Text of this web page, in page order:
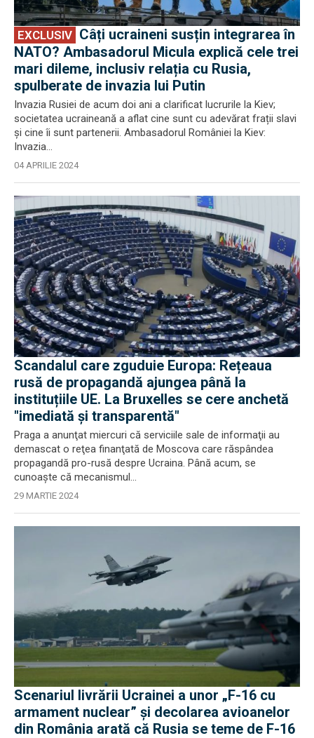
EXCLUSIV
NATO? Ambasadorul Micula explică cele trei
mari dileme, inclusiv relația cu Rusia,
spulberate de invazia lui Putin
Invazia Rusiei de acum doi ani a clarificat lucrurile la Kiev;
societatea ucraineană a aflat cine sunt cu adevărat frații slavi
și cine îi sunt partenerii. Ambasadorul României la Kiev:
Invazia...
04 APRILIE 2024
Scandalul care zguduie Europa: Rețeaua
rusă de propagandă ajungea până la
instituțiile UE. La Bruxelles se cere anchetă
"imediată şi transparentă"
Praga a anunţat miercuri că serviciile sale de informaţii au
demascat o reţea finanţată de Moscova care răspândea
propagandă pro-rusă despre Ucraina. Până acum, se
cunoaște că mecanismul...
29 MARTIE 2024
Scenariul livrării Ucrainei a unor „F-16 cu
armament nuclear” și decolarea avioanelor
din România arată că Rusia se teme de F-16